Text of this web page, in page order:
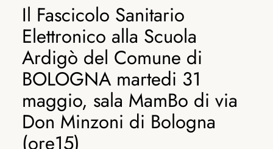
Il Fascicolo Sanitario
Elettronico alla Scuola
Ardigò del Comune di
BOLOGNA martedi 31
maggio, sala MamBo di via
Don Minzoni di Bologna
(ore15)